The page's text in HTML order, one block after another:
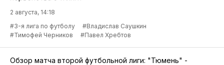
2 августа, 14:18
#3-я лига по футболу
#Владислав Саушкин
#Тимофей Черников
#Павел Хребтов
Обзор матча второй футбольной лиги: "Тюмень" -